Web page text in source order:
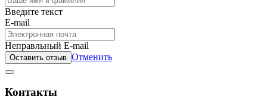
Введите текст
E-mail
Неправльный E-mail
Оставить отзыв Отменить
Контакты